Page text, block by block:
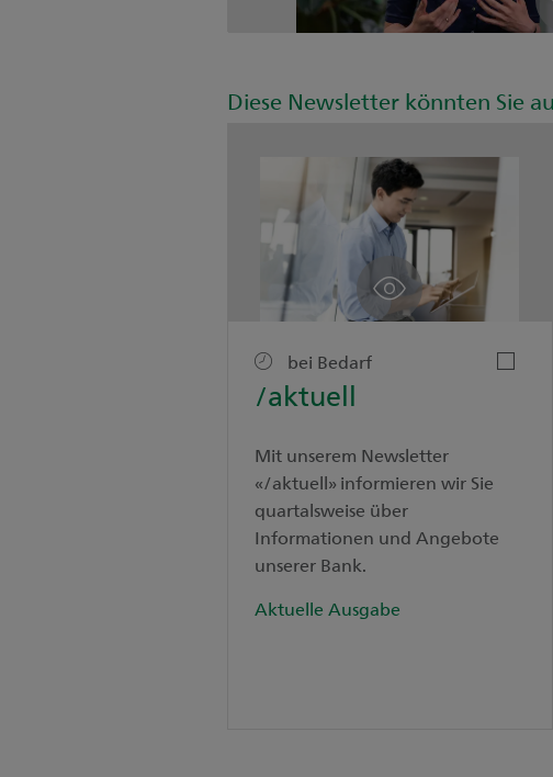
Diese Newsletter könnten Sie
bei Bedarf
/aktuell
Mit unserem Newsletter
«/aktuell» informieren wir Sie
quartalsweise über
Informationen und Angebote
unserer Bank.
Aktuelle Ausgabe